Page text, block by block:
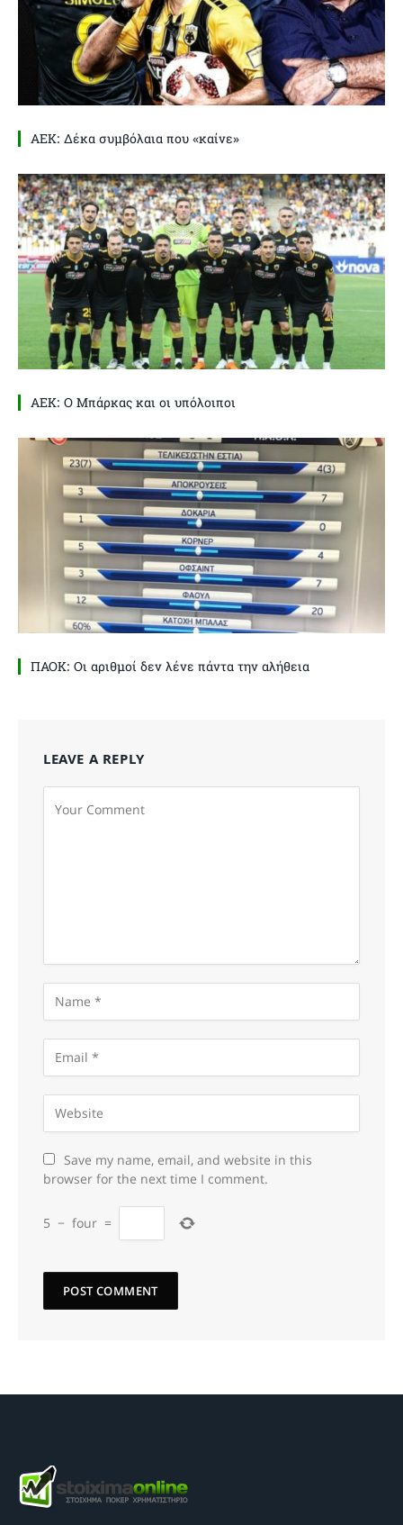
ΑΕΚ: Δέκα συμβόλαια που «καίνε»
ΑΕΚ: Ο Μπάρκας και οι υπόλοιποι
ΠΑΟΚ: Οι αριθμοί δεν λένε πάντα την αλήθεια
LEAVE A REPLY
Save my name, email, and website in this
browser for the next time I comment.
5 − four =